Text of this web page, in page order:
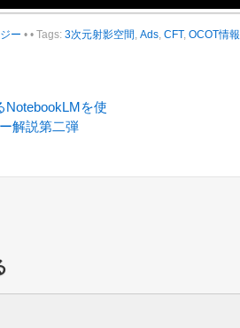
ー • • Tags: 3次元射影空間 Ads CFT, OCOT情報
NotebookLMを使
解説第二弾